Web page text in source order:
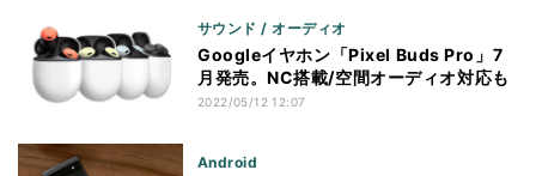
サウンド / オーディオ
Googleイヤホン「Pixel Buds Pro」7
月発売。NC搭載/空間オーディオ対応も
2022/05/12 12:07
Android